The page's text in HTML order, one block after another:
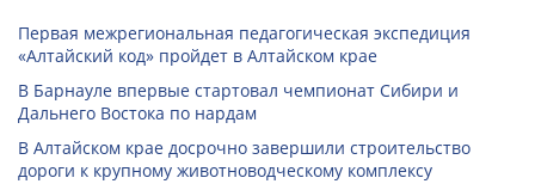
Первая межрегиональная педагогическая экспедиция
«Алтайский код» пройдет в Алтайском крае
В Барнауле впервые стартовал чемпионат Сибири и
Дальнего Востока по нардам
В Алтайском крае досрочно завершили строительство
дороги к крупному животноводческому комплексу